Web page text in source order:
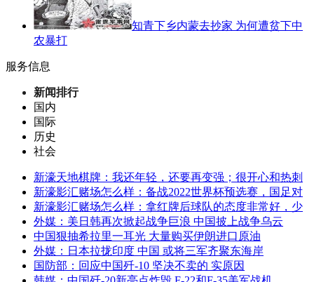
知青下乡内蒙去抄家 为何遭贫下中
农暴打
服务信息
新闻排行
国内
国际
历史
社会
新濠天地棋牌：我还年轻，还要再变强；很开心和热刺
新濠影汇赌场怎么样：备战2022世界杯预选赛，国足对
新濠影汇赌场怎么样：拿红牌后球队的态度非常好，少
外媒：美日韩再次掀起战争巨浪 中国披上战争乌云
中国狠抽希拉里一耳光 大量购买伊朗进口原油
外媒：日本拉拢印度 中国 或将三军齐聚东海岸
国防部：回应中国歼-10 坚决不卖的 实原因